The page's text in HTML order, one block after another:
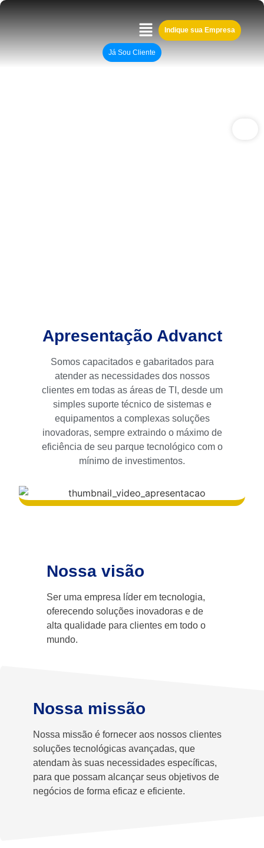
Indique sua Empresa
Já Sou Cliente
Apresentação Advanct
Somos capacitados e gabaritados para
atender as necessidades dos nossos
clientes em todas as áreas de TI, desde um
simples suporte técnico de sistemas e
equipamentos a complexas soluções
inovadoras, sempre extraindo o máximo de
eficiência de seu parque tecnológico com o
mínimo de investimentos.
Nossa visão
Ser uma empresa líder em tecnologia,
oferecendo soluções inovadoras e de
alta qualidade para clientes em todo o
mundo.
Nossa missão
Nossa missão é fornecer aos nossos clientes
soluções tecnológicas avançadas, que
atendam às suas necessidades específicas,
para que possam alcançar seus objetivos de
negócios de forma eficaz e eficiente.